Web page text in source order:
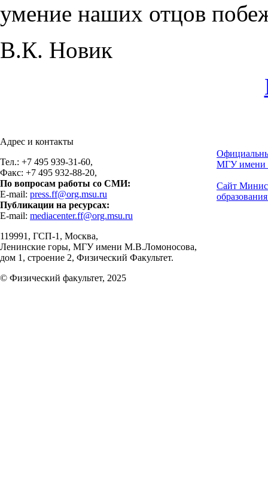
умение наших отцов
В.К. Новик
Адрес и контакты
Тел.: +7 495 939-31-60,
Факс: +7 495 932-88-20,
По вопросам работы со СМИ:
E-mail: press.ff@org.msu.ru
Публикации на ресурсах:
E-mail: mediacenter.ff@org.msu.ru
119991, ГСП-1, Москва,
Ленинские горы, МГУ имени М.В.Ломоносова,
дом 1, строение 2, Физический Факультет.
© Физический факультет, 2025
МГУ имени
Сайт